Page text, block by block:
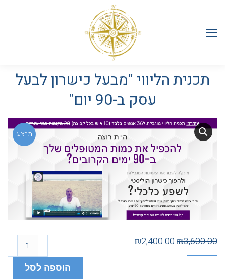
תכנית הליווי "מבעל כישרון לבעל
עסק ב-90 יום"
מבצע
₪3,600.00
₪2,400.00
הוספה לסל